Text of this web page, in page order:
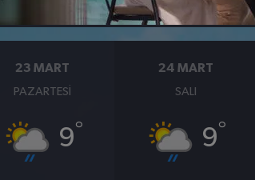
23 MART
PAZARTESI
9°
24 MART
SALI
9°